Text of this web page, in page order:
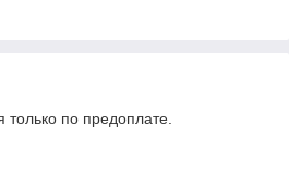
только по предоплате.